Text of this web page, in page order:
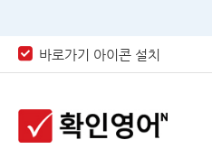
바로가기 아이콘 설치